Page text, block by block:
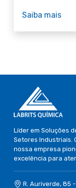
Saiba mais
Líder em Soluções
Setores Industriais.
nossa empresa
excelência para
R. Auriverde, 85